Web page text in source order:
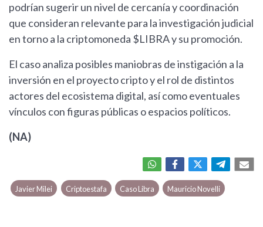
podrían sugerir un nivel de cercanía y coordinación
que consideran relevante para la investigación judicial
en torno a la criptomoneda $LIBRA y su promoción.
El caso analiza posibles maniobras de instigación a la
inversión en el proyecto cripto y el rol de distintos
actores del ecosistema digital, así como eventuales
vínculos con figuras públicas o espacios políticos.
(NA)
Javier Milei Criptoestafa Caso Libra Mauricio Novelli